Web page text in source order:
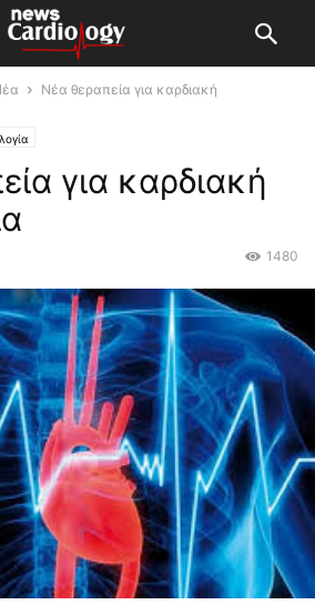
Νέα θεραπεία για καρδιακή
για καρδιακή
1480